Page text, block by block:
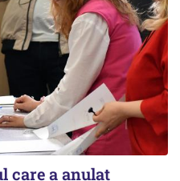
care a anulat